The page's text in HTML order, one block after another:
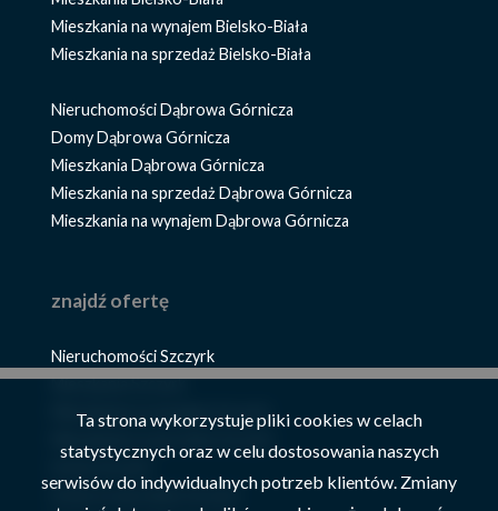
Mieszkania na wynajem Bielsko-Biała
Mieszkania na sprzedaż Bielsko-Biała
Nieruchomości Dąbrowa Górnicza
Domy Dąbrowa Górnicza
Mieszkania Dąbrowa Górnicza
Mieszkania na sprzedaż Dąbrowa Górnicza
Mieszkania na wynajem Dąbrowa Górnicza
znajdź ofertę
Nieruchomości Szczyrk
Mieszkania Szczyrk
Mieszkania na wynajem Szczyrk
Domy Szczyrk
Domy na sprzedaż Szczyrk
Ta strona wykorzystuje pliki cookies w celach
statystycznych oraz w celu dostosowania naszych
serwisów do indywidualnych potrzeb klientów. Zmiany